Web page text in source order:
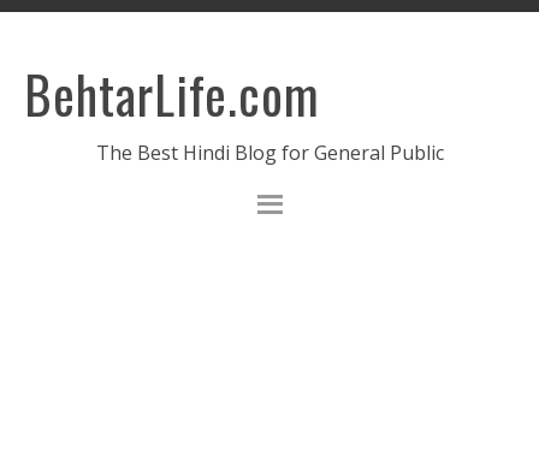
BehtarLife.com
The Best Hindi Blog for General Public